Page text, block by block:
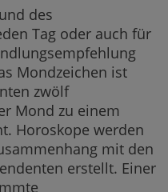
des
Tag oder auch für
Mondzeichen ist
zwölf
Mond zu einem
Horoskope werden
mit den
erstellt. Einer